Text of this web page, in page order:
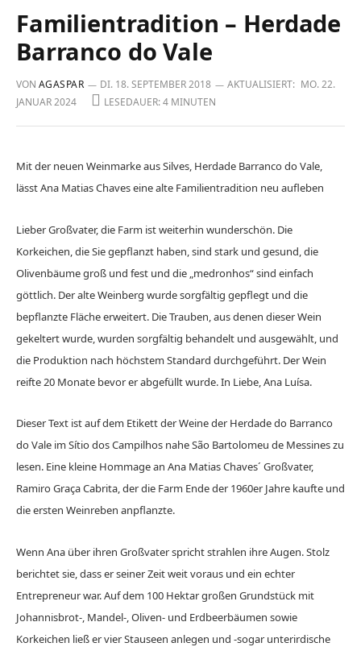
Familientradition – Herdade
Barranco do Vale
VON AGASPAR DI. 18. SEPTEMBER 2018 AKTUALISIERT: MO. 22.
JANUAR 2024
LESEDAUER: 4 MINUTEN
Mit der neuen Weinmarke aus Silves, Herdade Barranco do Vale,
lässt Ana Matias Chaves eine alte Familientradition neu aufleben
Lieber Großvater, die Farm ist weiterhin wunderschön. Die
Korkeichen, die Sie gepflanzt haben, sind stark und gesund, die
Olivenbäume groß und fest und die „medronhos“ sind einfach
göttlich. Der alte Weinberg wurde sorgfältig gepflegt und die
bepflanzte Fläche erweitert. Die Trauben, aus denen dieser Wein
gekeltert wurde, wurden sorgfältig behandelt und ausgewählt, und
die Produktion nach höchstem Standard durchgeführt. Der Wein
reifte 20 Monate bevor er abgefüllt wurde. In Liebe, Ana Luísa.
Dieser Text ist auf dem Etikett der Weine der Herdade do Barranco
do Vale im Sítio dos Campilhos nahe São Bartolomeu de Messines zu
lesen. Eine kleine Hommage an Ana Matias Chaves´ Großvater,
Ramiro Graça Cabrita, der die Farm Ende der 1960er Jahre kaufte und
die ersten Weinreben anpflanzte.
Wenn Ana über ihren Großvater spricht strahlen ihre Augen. Stolz
berichtet sie, dass er seiner Zeit weit voraus und ein echter
Entrepreneur war. Auf dem 100 Hektar großen Grundstück mit
Johannisbrot-, Mandel-, Oliven- und Erdbeerbäumen sowie
Korkeichen ließ er vier Stauseen anlegen und -sogar unterirdische